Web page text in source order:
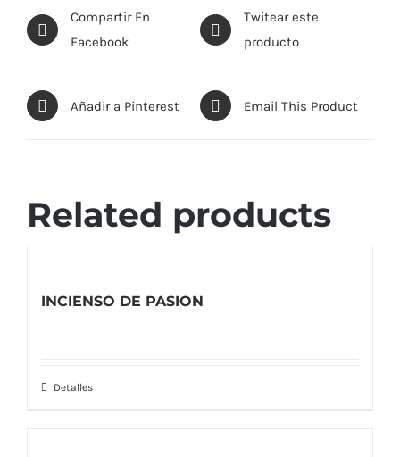
Compartir En
Facebook
Twitear este
producto
Añadir a Pinterest Email This Product
Related products
INCIENSO DE PASION
Detalles